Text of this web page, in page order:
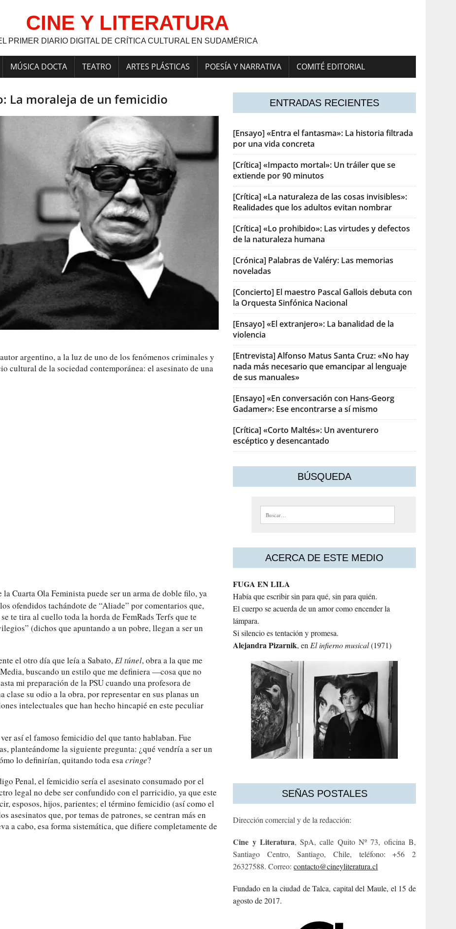
CINE Y LITERATURA
PRIMER DIARIO DIGITAL DE CRÍTICA CULTURAL EN SUDAMÉRICA
MÚSICA DOCTA TEATRO ARTES PLÁSTICAS POESÍA Y NARRATIVA COMITÉ EDITORIAL
La moraleja de un femicidio
argentino, a la luz de uno de los fenómenos criminales y
cultural de la sociedad contemporánea: el asesinato de una
Cuarta Ola Feminista puede ser un arma de doble filo, ya
ofendidos tachándote de “Aliade” por comentarios que,
te tira al cuello toda la horda de FemRads Terfs que te
(dichos que apuntando a un pobre, llegan a ser un
el otro día que leía a Sabato,El túnel, obra a la que me
buscando un estilo que me definiera —cosa que no
mi preparación de la PSU cuando una profesora de
su odio a la obra, por representar en sus planas un
intelectuales que han hecho hincapié en este peculiar
así el famoso femicidio del que tanto hablaban. Fue
planteándome la siguiente pregunta: ¿qué vendría a ser un
lo definirían, quitando toda esacringe?
Penal, el femicidio sería el asesinato consumado por el
legal no debe ser confundido con el parricidio, ya que este
esposos, hijos, parientes; el término femicidio (así como el
asesinatos que, por temas de patrones, se centran más en
a cabo, esa forma sistemática, que difiere completamente de
ENTRADAS RECIENTES
[Ensayo] «Entra el fantasma»: La historia filtrada
por una vida concreta
[Crítica] «Impacto mortal»: Un tráiler que se
extiende por 90 minutos
[Crítica] «La naturaleza de las cosas invisibles»:
Realidades que los adultos evitan nombrar
[Crítica] «Lo prohibido»: Las virtudes y defectos
de la naturaleza humana
[Crónica] Palabras de Valéry: Las memorias
noveladas
[Concierto] El maestro Pascal Gallois debuta con
la Orquesta Sinfónica Nacional
[Ensayo] «El extranjero»: La banalidad de la
violencia
[Entrevista] Alfonso Matus Santa Cruz: «No hay
nada más necesario que emancipar al lenguaje
de sus manuales»
[Ensayo] «En conversación con Hans-Georg
Gadamer»: Ese encontrarse a sí mismo
[Crítica] «Corto Maltés»: Un aventurero
escéptico y desencantado
BÚSQUEDA
Buscar:
ACERCA DE ESTE MEDIO
FUGA EN LILA
Había que escribir sin para qué, sin para quién.
El cuerpo se acuerda de un amor como encender la
lámpara.
Si silencio es tentación y promesa.
AlejandraPizarnik, enEl infierno musical(1971)
SEÑAS POSTALES
Dirección comercial y de la redacción:
Cine y Literatura, SpA, calle Quito Nº 73, oficina B,
Santiago Centro, Santiago, Chile, teléfono: +56 2
26327588. Correo:contacto@cineyliteratura.cl
Fundado en la ciudad de Talca, capital del Maule, el 15 de
agosto de 2017.